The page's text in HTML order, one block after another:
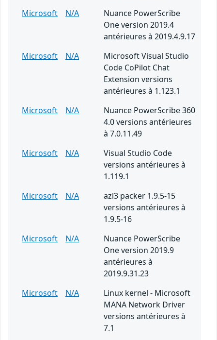
Microsoft
N/A
Nuance PowerScribe
One version 2019.4
antérieures à 2019.4.9.17
Microsoft
N/A
Microsoft Visual Studio
Code CoPilot Chat
Extension versions
antérieures à 1.123.1
Microsoft
N/A
Nuance PowerScribe 360
4.0 versions antérieures
à 7.0.11.49
Microsoft
N/A
Visual Studio Code
versions antérieures à
1.119.1
Microsoft
N/A
azl3 packer 1.9.5-15
versions antérieures à
1.9.5-16
Microsoft
N/A
Nuance PowerScribe
One version 2019.9
antérieures à
2019.9.31.23
Microsoft
N/A
Linux kernel - Microsoft
MANA Network Driver
versions antérieures à
7.1